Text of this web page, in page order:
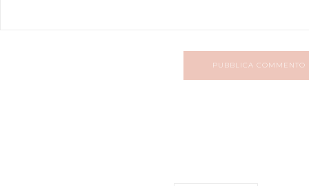
PUBBLICA COMMENTO